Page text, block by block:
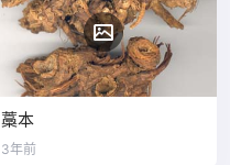
藁本
3年前